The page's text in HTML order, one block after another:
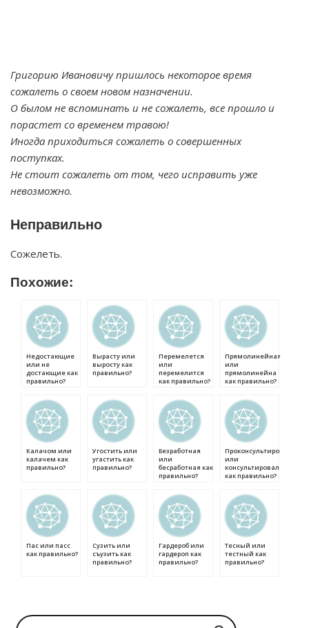
Григорию Ивановичу пришлось некоторое время
сожалеть о своем новом назначении.
О былом не вспоминать и не сожалеть, все прошло и
порастет со временем травою!
Иногда приходиться сожалеть о совершенных
поступках.
Не стоит сожалеть от том, чего исправить уже
невозможно.
Неправильно
Сожелеть.
Похожие:
Недостающие
или не
достающие как
правильно?
Вырасту или
выросту как
правильно?
Перемелется
или
перемелится
как правильно?
Прямолинейная
или
прямолинейна
как правильно?
Калачом или
калачем как
правильно?
Угостить или
угастить как
правильно?
Безработная
или
бесработная как
правильно?
Проконсультировалась
или
консультировалась
как правильно?
Пас или пасс
как правильно?
Сузить или
съузить как
правильно?
Гардероб или
гардероп как
правильно?
Тесный или
тестный как
правильно?